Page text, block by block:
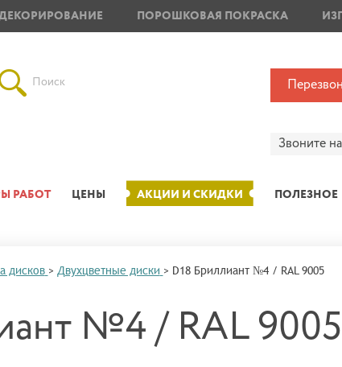
ПОРОШКОВАЯ ПОКРАСКА
Поиск
Звоните
РАБОТ ЦЕНЫ АКЦИИ И СКИДКИ ПОЛЕЗНОЕ
дисков > Двухцветные диски > D18 Бриллиант №4 / RAL 9005
№4 / RAL 9005